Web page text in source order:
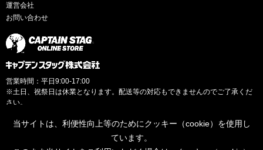
運営会社
お問い合わせ
営業時間：平日9:00-17:00
※土日、祝祭日は休業となります。配送等の対応もできませんのでご了承くだ
さい。
当サイトは、利便性向上等のためにクッキー（cookie）を使用し
ています。